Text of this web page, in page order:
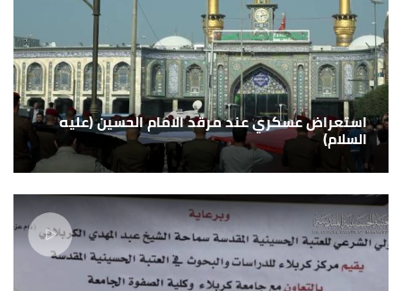
استعراض عسكري عند مرقد الامام الحسين (عليه
السلام)